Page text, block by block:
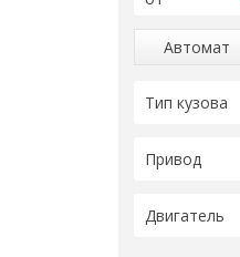
Автомат